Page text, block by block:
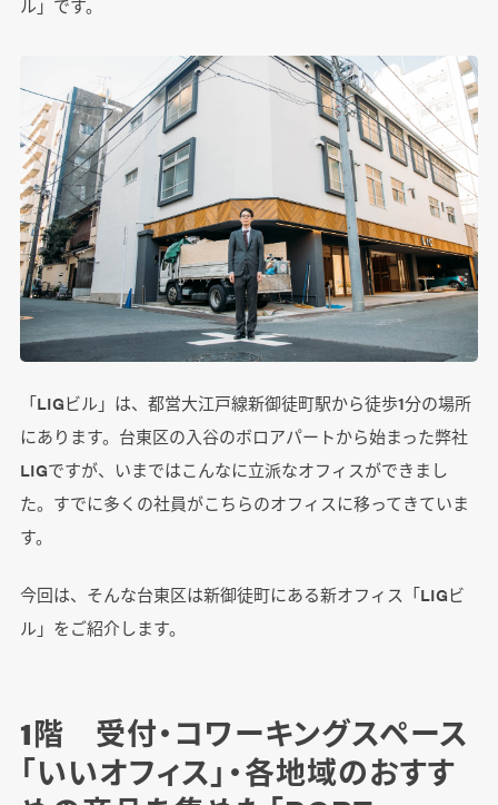
ル」です。
「LIGビル」は、都営大江戸線新御徒町駅から徒歩1分の場所
にあります。台東区の入谷のボロアパートから始まった弊社
LIGですが、いまではこんなに立派なオフィスができまし
た。すでに多くの社員がこちらのオフィスに移ってきていま
す。
今回は、そんな台東区は新御徒町にある新オフィス「LIGビ
ル」をご紹介します。
1階 受付・コワーキングスペース
「いいオフィス」・各地域のおすす